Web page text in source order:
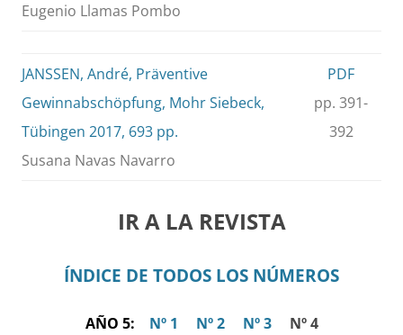
Eugenio Llamas Pombo
JANSSEN, André, Präventive
Gewinnabschöpfung, Mohr Siebeck,
Tübingen 2017, 693 pp.
Susana Navas Navarro
PDF
pp. 391-
392
IR A LA REVISTA
ÍNDICE DE TODOS LOS NÚMEROS
AÑO 5: Nº 1 Nº 2 Nº 3Nº 4